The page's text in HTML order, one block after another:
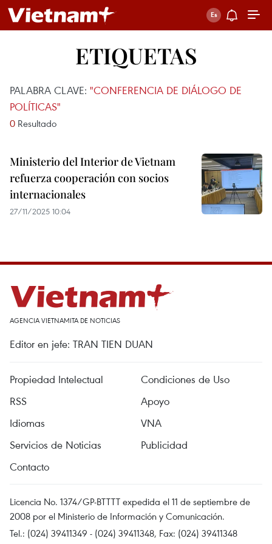
ETIQUETAS
PALABRA CLAVE: "CONFERENCIA DE DIÁLOGO DE
POLÍTICAS"
0 Resultado
Ministerio del Interior de Vietnam
refuerza cooperación con socios
internacionales
27/11/2025 10:04
AGENCIA VIETNAMITA DE NOTICIAS
Editor en jefe: TRAN TIEN DUAN
Propiedad Intelectual
Condiciones de Uso
RSS
Apoyo
Idiomas
VNA
Servicios de Noticias
Publicidad
Contacto
Licencia No. 1374/GP-BTTTT expedida el 11 de septiembre de
2008 por el Ministerio de Información y Comunicación.
Tel.: (024) 39411349 - (024) 39411348, Fax: (024) 39411348